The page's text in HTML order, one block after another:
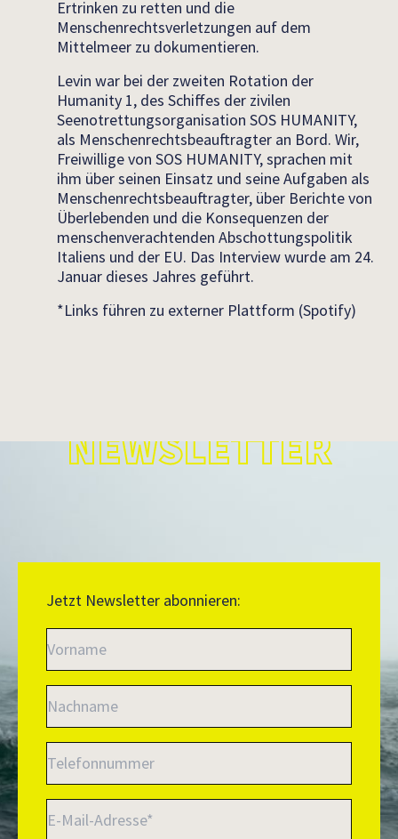
Ertrinken zu retten und die
Menschenrechtsverletzungen auf dem
Mittelmeer zu dokumentieren.
Levin war bei der zweiten Rotation der
Humanity 1, des Schiffes der zivilen
Seenotrettungsorganisation SOS HUMANITY,
als Menschenrechtsbeauftragter an Bord. Wir,
Freiwillige von SOS HUMANITY, sprachen mit
ihm über seinen Einsatz und seine Aufgaben als
Menschenrechtsbeauftragter, über Berichte von
Überlebenden und die Konsequenzen der
menschenverachtenden Abschottungspolitik
Italiens und der EU. Das Interview wurde am 24.
Januar dieses Jahres geführt.
*Links führen zu externer Plattform (Spotify)
NEWSLETTER
Jetzt Newsletter abonnieren: